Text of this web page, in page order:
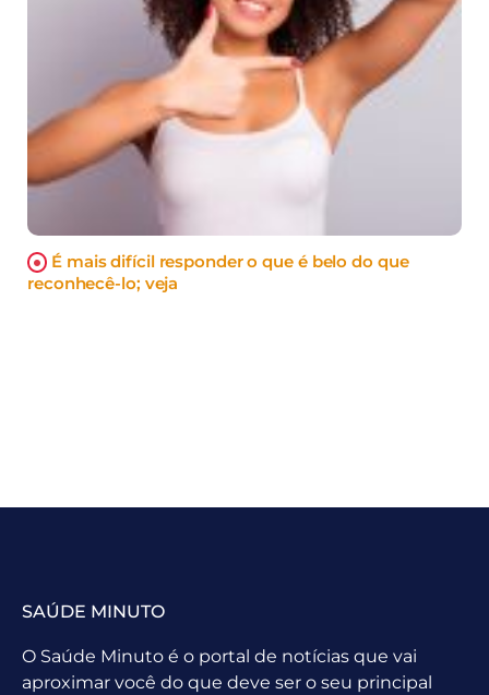
É mais difícil responder o que é belo do que
reconhecê-lo; veja
SAÚDE MINUTO
O Saúde Minuto é o portal de notícias que vai
aproximar você do que deve ser o seu principal